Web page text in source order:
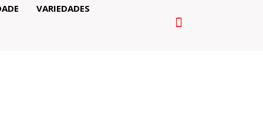
VARIEDADES